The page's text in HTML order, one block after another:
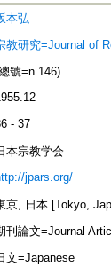
本弘
教研究=Journal of
號=n.146)
- 37
本宗教学会
jpars.org/
京, 日本 [Tokyo,
刊論文=Journal
文=Japanese